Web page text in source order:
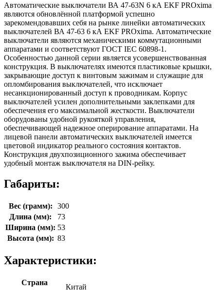
Автоматические выключатели ВА 47-63N 6 кА EKF PROxima
являются обновлённой платформой успешно
зарекомендовавших себя на рынке линейки автоматических
выключателей ВА 47-63 6 кА EKF PROxima. Автоматические
выключатели являются механическими коммутационными
аппаратами и соответствуют ГОСТ IEC 60898-1.
Особенностью данной серии является усовершенствованная
конструкция. В выключателях имеются пластиковые крышки,
закрывающие доступ к винтовым зажимам и служащие для
опломбирования выключателей, что исключает
несанкционированный доступ к проводникам. Корпус
выключателей усилен дополнительными заклепками для
обеспечения его максимальной жесткости. Выключатели
оборудованы удобной рукояткой управления,
обеспечивающей надежное оперирование аппаратами. На
лицевой панели автоматических выключателей имеется
цветовой индикатор реального состояния контактов.
Конструкция двухпозиционного зажима обеспечивает
удобный монтаж выключателя на DIN-рейку.
Габариты:
Вес (грамм):
300
Длина (мм):
73
Ширина (мм): 53
Высота (мм): 83
Характеристики:
Страна
Китай